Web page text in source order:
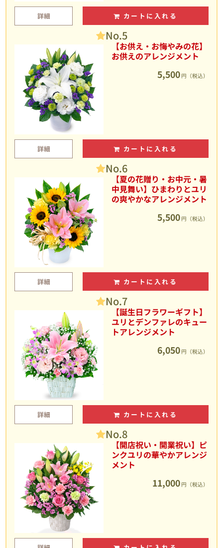
詳細 カートに入れる
No.5
【お供え・お悔やみの花】
お供えのアレンジメント
5,500 円（税込）
詳細 カートに入れる
No.6
【夏の花贈り・お中元・暑
中見舞い】ひまわりとユリ
の爽やかなアレンジメント
5,500 円（税込）
詳細 カートに入れる
No.7
【誕生日フラワーギフト】
ユリとデンファレのキュー
トアレンジメント
6,050 円（税込）
詳細 カートに入れる
No.8
【開店祝い・開業祝い】ピ
ンクユリの華やかアレンジ
メント
11,000 円（税込）